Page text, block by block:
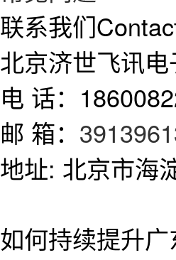
联系我们
北京济世飞讯
电 话：
邮 箱：
地址: 北京市海
如何持续提升